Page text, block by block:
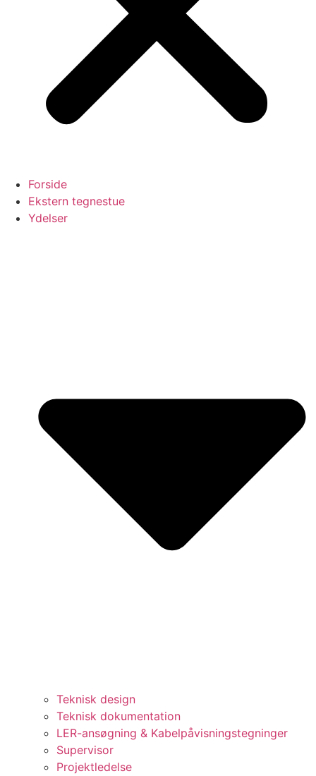
Forside
Ekstern tegnestue
Ydelser
Teknisk design
Teknisk dokumentation
LER-ansøgning & Kabelpåvisningstegninger
Supervisor
Projektledelse